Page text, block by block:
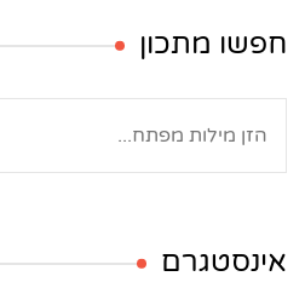
חפשו מתכון
אינסטגרם